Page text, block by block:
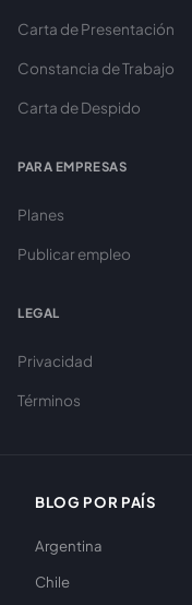
Carta de Presentación
Constancia de Trabajo
Carta de Despido
PARA EMPRESAS
Planes
Publicar empleo
LEGAL
Privacidad
Términos
BLOG POR PAÍS
Argentina
Chile